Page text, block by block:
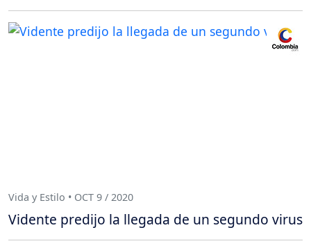
Vida y Estilo • OCT 9 / 2020
Vidente predijo la llegada de un segundo virus